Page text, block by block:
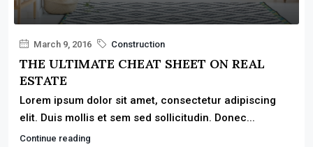
March 9, 2016 Construction
THE ULTIMATE CHEAT SHEET ON REAL
ESTATE
Lorem ipsum dolor sit amet, consectetur adipiscing
elit. Duis mollis et sem sed sollicitudin. Donec...
Continue reading